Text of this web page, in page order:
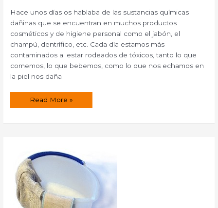
Hace unos días os hablaba de las sustancias químicas
dañinas que se encuentran en muchos productos
cosméticos y de higiene personal como el jabón, el
champú, dentrífico, etc. Cada día estamos más
contaminados al estar rodeados de tóxicos, tanto lo que
comemos, lo que bebemos, como lo que nos echamos en
la piel nos daña
¿Cómo
natural?
Read More »